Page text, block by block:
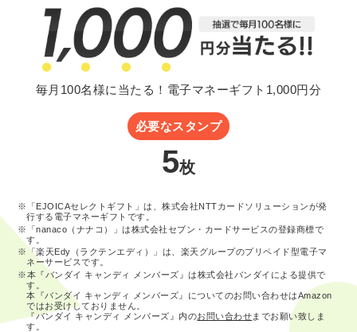
毎月100名様に当たる！電子マネーギフト1,000円分
必要なスタンプ
5枚
※「EJOICAセレクトギフト」は、株式会社NTTカードソリューションが発
行する電子マネーギフトです。
※「nanaco（ナナコ）」は株式会社セブン・カードサービスの登録商標で
す。
※「楽天Edy（ラクテンエディ）」は、楽天グループのプリペイド型電子マ
ネーサービスです。
※本『バンダイ キャンディ メンバーズ』は株式会社バンダイによる提供で
す。
本『バンダイ キャンディ メンバーズ』についてのお問い合わせはAmazon
ではお受けしておりません。
『バンダイ キャンディ メンバーズ』内のお問い合わせまでお願い致しま
す。